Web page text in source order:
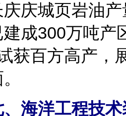
庆城页岩油
成300万吨产
获百方高产，
洋工程技术